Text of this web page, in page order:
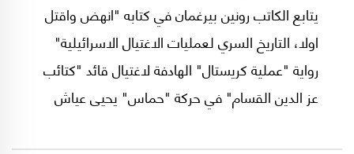
يتابع الكاتب رونين بيرغمان في كتابه "انهض واقتل
اولا، التاريخ السري لعمليات الاغتيال الاسرائيلية"
رواية "عملية كريستال" الهادفة لاغتيال قائد "كتائب
عز الدين القسام" في حركة "حماس" يحيى عياش